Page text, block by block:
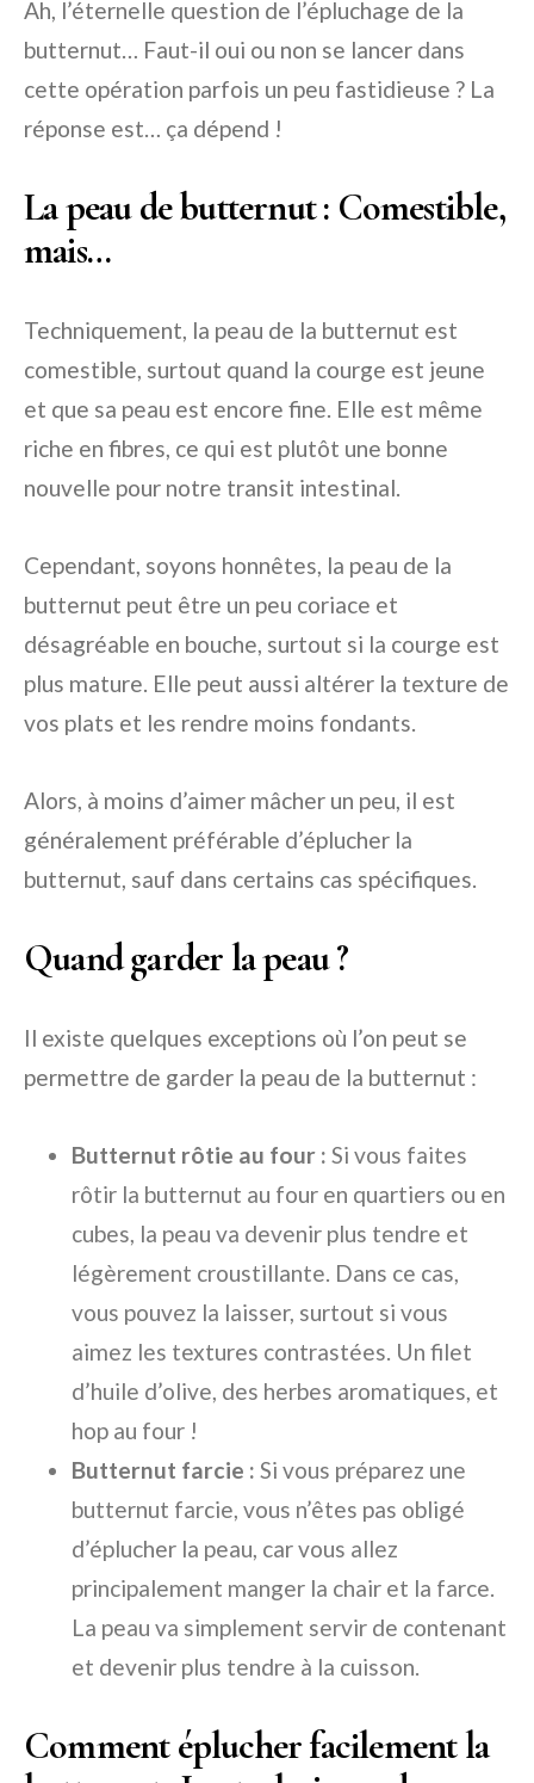
Ah, l’éternelle question de l’épluchage de la
butternut… Faut-il oui ou non se lancer dans
cette opération parfois un peu fastidieuse ? La
réponse est… ça dépend !
La peau de butternut : Comestible,
mais…
Techniquement, la peau de la butternut est
comestible, surtout quand la courge est jeune
et que sa peau est encore fine. Elle est même
riche en fibres, ce qui est plutôt une bonne
nouvelle pour notre transit intestinal.
Cependant, soyons honnêtes, la peau de la
butternut peut être un peu coriace et
désagréable en bouche, surtout si la courge est
plus mature. Elle peut aussi altérer la texture de
vos plats et les rendre moins fondants.
Alors, à moins d’aimer mâcher un peu, il est
généralement préférable d’éplucher la
butternut, sauf dans certains cas spécifiques.
Quand garder la peau ?
Il existe quelques exceptions où l’on peut se
permettre de garder la peau de la butternut :
Butternut rôtie au four : Si vous faites
rôtir la butternut au four en quartiers ou en
cubes, la peau va devenir plus tendre et
légèrement croustillante. Dans ce cas,
vous pouvez la laisser, surtout si vous
aimez les textures contrastées. Un filet
d’huile d’olive, des herbes aromatiques, et
hop au four !
Butternut farcie : Si vous préparez une
butternut farcie, vous n’êtes pas obligé
d’éplucher la peau, car vous allez
principalement manger la chair et la farce.
La peau va simplement servir de contenant
et devenir plus tendre à la cuisson.
Comment éplucher facilement la